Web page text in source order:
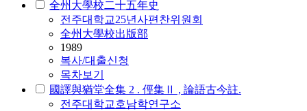
全州大學校二十五年史
전주대학교25년사편찬위원회
全州大學校出版部
1989
복사/대출신청
목차보기
國譯與猶堂全集 2 . 俓集Ⅱ , 論語古今註.
전주대학교호남학연구소